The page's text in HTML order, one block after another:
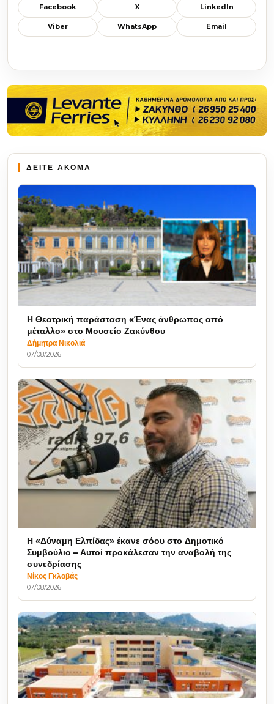
Facebook X LinkedIn
Viber WhatsApp Email
ΔΕΙΤΕ ΑΚΟΜΑ
Η Θεατρική παράσταση «Ένας άνθρωπος από
μέταλλο» στο Μουσείο Ζακύνθου
Δήμητρα Νικολιά
07/08/2026
Η «Δύναμη Ελπίδας» έκανε σόου στο Δημοτικό
Συμβούλιο – Αυτοί προκάλεσαν την αναβολή της
συνεδρίασης
Νίκος Γκλαβάς
07/08/2026